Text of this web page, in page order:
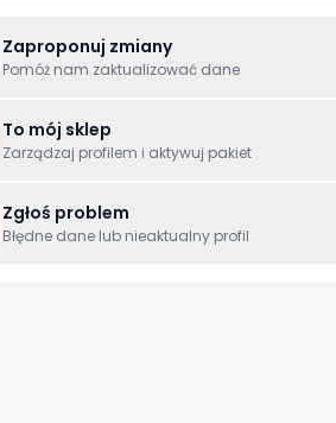
Zaproponuj zmiany
Pomóż nam zaktualizować dane
To mój sklep
Zarządzaj profilem i aktywuj pakiet
Zgłoś problem
Błędne dane lub nieaktualny profil